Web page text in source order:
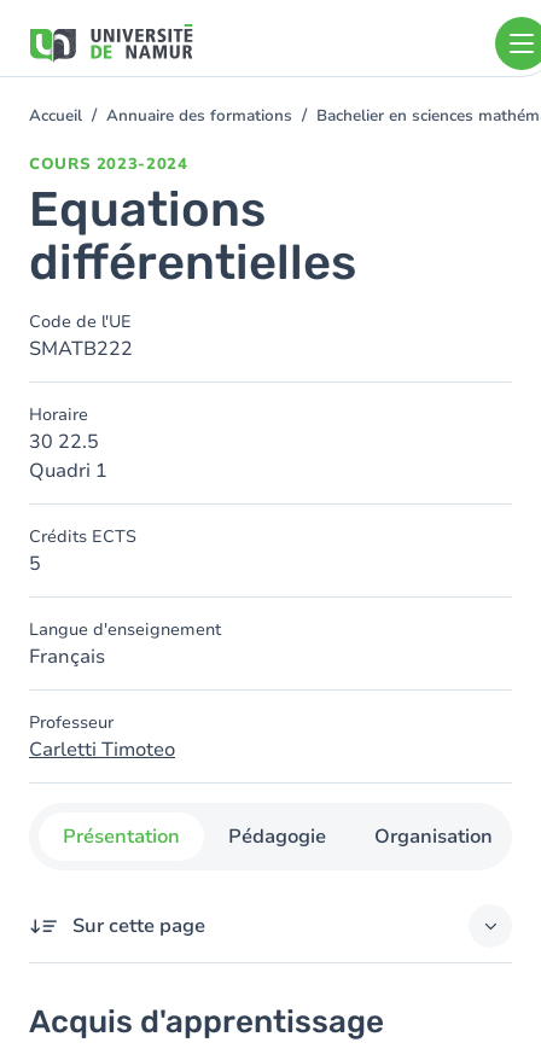
contenu
You
Accueil Annuaire des formations Bachelier en sciences
COURS 2023-2024
Equations
différentielles
Code de l'UE
SMATB222
Horaire
30 22.5
Quadri 1
Crédits ECTS
5
Langue d'enseignement
Français
Professeur
Carletti Timoteo
Présentation Pédagogie Organisation
Sur cette page
Contenu
Acquis d'apprentissage